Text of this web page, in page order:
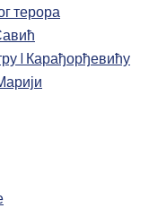
терора
I Карађорђевићу